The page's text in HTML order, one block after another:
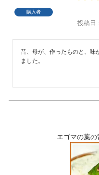
購入者
投稿日
昔、母が、作ったものと、味
ました。
エゴマの葉